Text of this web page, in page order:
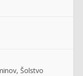
Šolstvo